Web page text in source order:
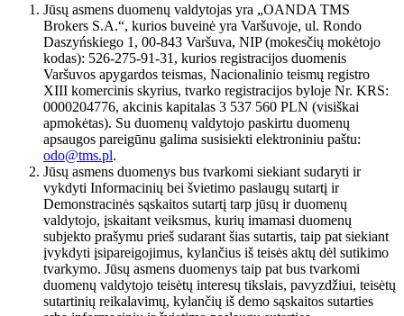
Jūsų asmens duomenų valdytojas yra „OANDA TMS
Brokers S.A.“, kurios buveinė yra Varšuvoje, ul. Rondo
Daszyńskiego 1, 00-843 Varšuva, NIP (mokesčių mokėtojo
kodas): 526-275-91-31, kurios registracijos duomenis
Varšuvos apygardos teismas, Nacionalinio teismų registro
XIII komercinis skyrius, tvarko registracijos byloje Nr. KRS:
0000204776, akcinis kapitalas 3 537 560 PLN (visiškai
apmokėtas). Su duomenų valdytojo paskirtu duomenų
apsaugos pareigūnu galima susisiekti elektroniniu paštu:
odo@tms.pl.
Jūsų asmens duomenys bus tvarkomi siekiant sudaryti ir
vykdyti Informacinių bei švietimo paslaugų sutartį ir
Demonstracinės sąskaitos sutartį tarp jūsų ir duomenų
valdytojo, įskaitant veiksmus, kurių imamasi duomenų
subjekto prašymu prieš sudarant šias sutartis, taip pat siekiant
įvykdyti įsipareigojimus, kylančius iš teisės aktų dėl sutikimo
tvarkymo. Jūsų asmens duomenys taip pat bus tvarkomi
duomenų valdytojo teisėtų interesų tikslais, pavyzdžiui, teisėtų
sutartinių reikalavimų, kylančių iš demo sąskaitos sutarties